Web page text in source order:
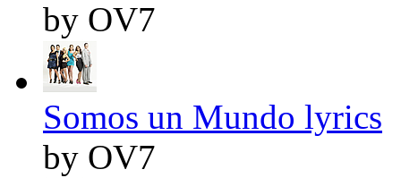
by OV7
Somos un Mundo lyrics
by OV7